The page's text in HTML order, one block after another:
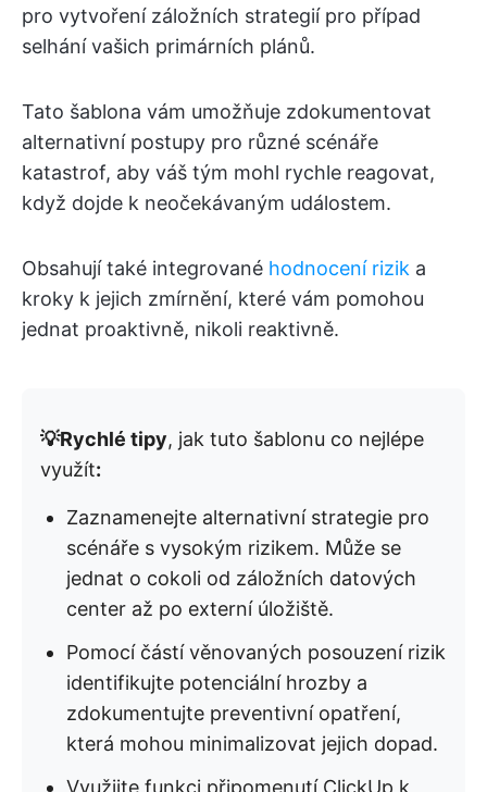
pro vytvoření záložních strategií pro případ
selhání vašich primárních plánů.
Tato šablona vám umožňuje zdokumentovat
alternativní postupy pro různé scénáře
katastrof, aby váš tým mohl rychle reagovat,
když dojde k neočekávaným událostem.
Obsahují také integrované hodnocení rizik a
kroky k jejich zmírnění, které vám pomohou
jednat proaktivně, nikoli reaktivně.
💡Rychlé tipy, jak tuto šablonu co nejlépe
využít:
Zaznamenejte alternativní strategie pro
scénáře s vysokým rizikem. Může se
jednat o cokoli od záložních datových
center až po externí úložiště.
Pomocí částí věnovaných posouzení rizik
identifikujte potenciální hrozby a
zdokumentujte preventivní opatření,
která mohou minimalizovat jejich dopad.
Využijte funkci připomenutí ClickUp k